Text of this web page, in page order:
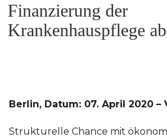
AM
Finanzierung der
Krankenhauspflege
Berlin, Datum: 07. April 2020
Strukturelle Chance mit